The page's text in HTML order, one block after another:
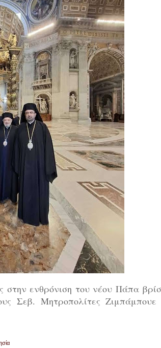
ενθρόνιση του νέου Πάπα
Σεβ. Μητροπολίτες